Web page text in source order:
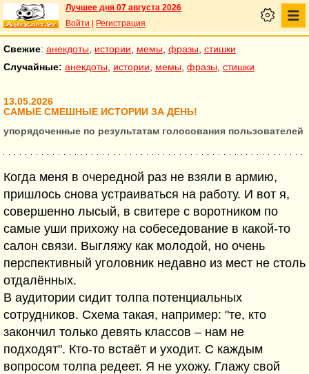
Лучшее дня 07 августа 2026
Войти
Регистрация
Свежие: анекдоты истории мемы фразы стишки
Случайные: анекдоты истории мемы фразы стишки
13.05.2026
САМЫЕ СМЕШНЫЕ ИСТОРИИ ЗА ДЕНЬ!
упорядоченные по результатам голосования пользователей
Когда меня в очередной раз не взяли в армию,
пришлось снова устраиваться на работу. И вот я,
совершенно лысый, в свитере с воротником по
самые уши прихожу на собеседование в какой-то
салон связи. Выгляжу как молодой, но очень
перспективный уголовник недавно из мест не столь
отдалённых.
В аудитории сидит толпа потенциальных
сотрудников. Схема такая, например: "те, кто
закончил только девять классов – нам не
подходят". Кто-то встаёт и уходит. С каждым
вопросом толпа редеет. Я не ухожу. Глажу свой